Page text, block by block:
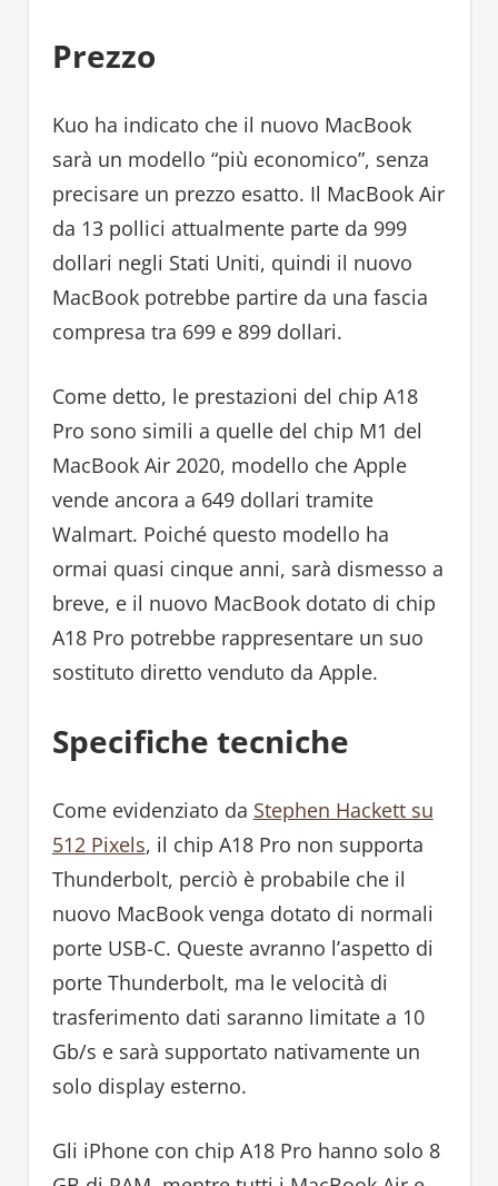
Prezzo
Kuo ha indicato che il nuovo MacBook
sarà un modello “più economico”, senza
precisare un prezzo esatto. Il MacBook Air
da 13 pollici attualmente parte da 999
dollari negli Stati Uniti, quindi il nuovo
MacBook potrebbe partire da una fascia
compresa tra 699 e 899 dollari.
Come detto, le prestazioni del chip A18
Pro sono simili a quelle del chip M1 del
MacBook Air 2020, modello che Apple
vende ancora a 649 dollari tramite
Walmart. Poiché questo modello ha
ormai quasi cinque anni, sarà dismesso a
breve, e il nuovo MacBook dotato di chip
A18 Pro potrebbe rappresentare un suo
sostituto diretto venduto da Apple.
Specifiche tecniche
Come evidenziato da Stephen Hackett su
512 Pixels, il chip A18 Pro non supporta
Thunderbolt, perciò è probabile che il
nuovo MacBook venga dotato di normali
porte USB-C. Queste avranno l’aspetto di
porte Thunderbolt, ma le velocità di
trasferimento dati saranno limitate a 10
Gb/s e sarà supportato nativamente un
solo display esterno.
Gli iPhone con chip A18 Pro hanno solo 8